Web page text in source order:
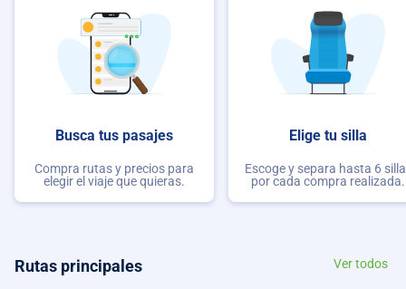
Busca tus pasajes
Compra rutas y precios para
elegir el viaje que quieras.
Elige tu silla
Escoge y separa hasta 6
por cada compra realizada.
Rutas principales Ver todos